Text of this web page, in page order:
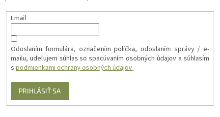
Email
Odoslaním formulára, označením políčka, odoslaním správy / e-
mailu, udeľujem súhlas so spacúvaním osobných údajov a súhlasím
s podmienkami ochrany osobných údajov
PRIHLÁSIŤ SA